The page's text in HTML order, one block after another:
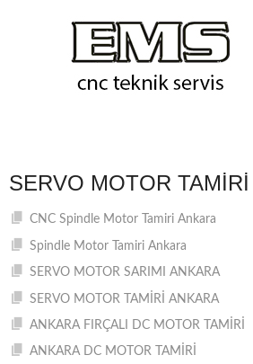
SERVO MOTOR
CNC Spindle Motor Tamiri Ankara
Spindle Motor Tamiri Ankara
SERVO MOTOR SARIMI ANKARA
SERVO MOTOR TAMİRİ ANKARA
ANKARA FIRÇALI DC MOTOR TAMİRİ
ANKARA DC MOTOR TAMİRİ